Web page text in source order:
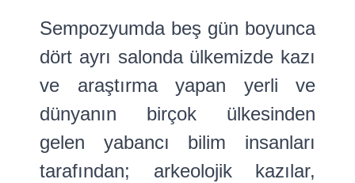
Sempozyumda beş gün boyunca
dört ayrı salonda ülkemizde kazı
ve araştırma yapan yerli ve
dünyanın birçok ülkesinden
gelen yabancı bilim insanları
tarafından; arkeolojik kazılar,